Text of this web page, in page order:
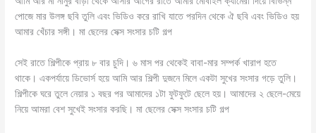
পোজে মার উলঙ্গ ছবি তুলি এবং ভিডিও করে রাখি যাতে পরদিন থেকে ঐ ছবি এবং ভিডিও হয়
আমার খেঁচার সঙ্গী। মা ছেলের সেক্স সংসার চটি গল্প
সেই রাতে শিল্পীকে প্রায় ৮ বার চুদি। ৬ মাস পর থেকেই বাবা-মার সম্পর্ক খারাপ হতে
থাকে। একপর্যায়ে ডিভোর্স হয়ে আমি আর শিল্পী দুজনে মিলে একটা সুখের সংসার গড়ে তুলি।
শিল্পীকে ঘরে তুলে নেয়ার ১ বছর পর আমাদের ১টা ফুটফুটে ছেলে হয়। আমাদের ২ ছেলে-মেয়ে
নিয়ে আমরা বেশ সুখেই সংসার করছি। মা ছেলের সেক্স সংসার চটি গল্প